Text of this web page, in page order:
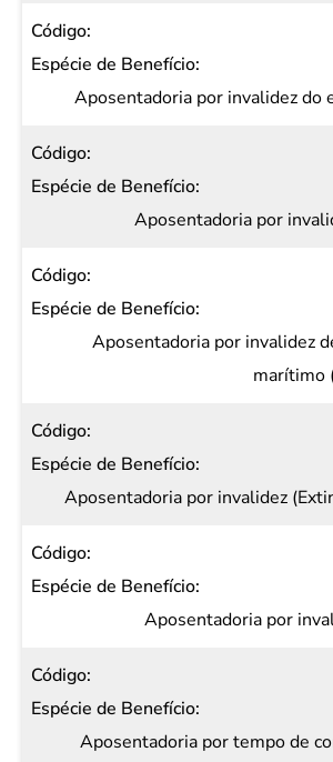
Aposentadoria por invalidez do
Aposentadoria por
Aposentadoria por invalidez
marítimo
Aposentadoria por invalidez
Aposentadoria por
Aposentadoria por tempo de